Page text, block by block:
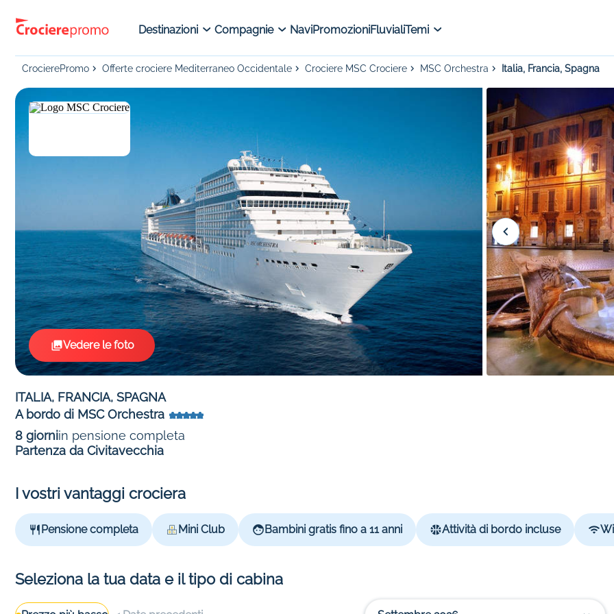
Destinazioni Compagnie NaviPromozioniFluvialiTemi
CrocierePromo Offerte crociere Mediterraneo Occidentale Crociere MSC Crociere MSC Orchestra Italia, Francia, Spagna
Vedere le foto
ITALIA, FRANCIA, SPAGNA
A bordo di MSC Orchestra
8 giorniin pensione completa
Partenza da Civitavecchia
I vostri vantaggi crociera
Pensione completa Mini Club Bambini gratis fino a 11 anni Attività di bordo incluse
Seleziona la tua data e il tipo di cabina